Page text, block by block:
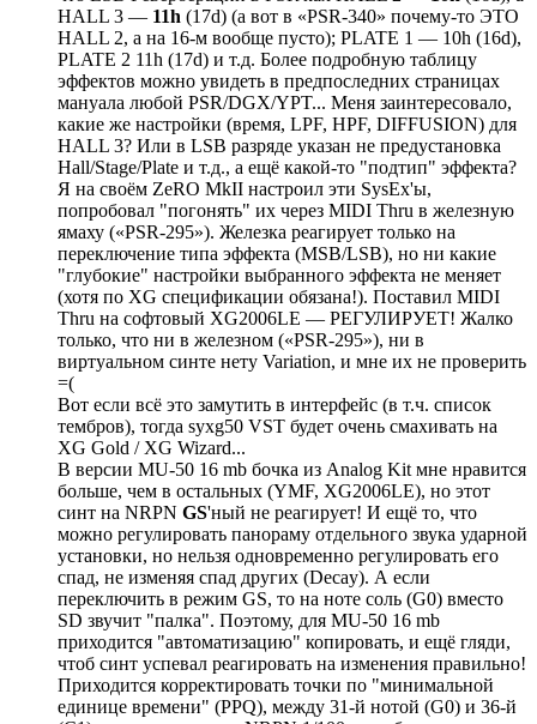
HALL 3 — 11h (17d) (а вот в «PSR-340» почему-то ЭТО
HALL 2, а на 16-м вообще пусто); PLATE 1 — 10h (16d),
PLATE 2 11h (17d) и т.д. Более подробную таблицу
эффектов можно увидеть в предпоследних страницах
мануала любой PSR/DGX/YPT... Меня заинтересовало,
какие же настройки (время, LPF, HPF, DIFFUSION) для
HALL 3? Или в LSB разряде указан не предустановка
Hall/Stage/Plate и т.д., а ещё какой-то "подтип" эффекта?
Я на своём ZeRO MkII настроил эти SysEx'ы,
попробовал "погонять" их через MIDI Thru в железную
ямаху («PSR-295»). Железка реагирует только на
переключение типа эффекта (MSB/LSB), но ни какие
"глубокие" настройки выбранного эффекта не меняет
(хотя по XG спецификации обязана!). Поставил MIDI
Thru на софтовый XG2006LE — РЕГУЛИРУЕТ! Жалко
только, что ни в железном («PSR-295»), ни в
виртуальном синте нету Variation, и мне их не проверить
=(
Вот если всё это замутить в интерфейс (в т.ч. список
тембров), тогда syxg50 VST будет очень смахивать на
XG Gold / XG Wizard...
В версии MU-50 16 mb бочка из Analog Kit мне нравится
больше, чем в остальных (YMF, XG2006LE), но этот
синт на NRPN GS'ный не реагирует! И ещё то, что
можно регулировать панораму отдельного звука ударной
установки, но нельзя одновременно регулировать его
спад, не изменяя спад других (Decay). А если
переключить в режим GS, то на ноте соль (G0) вместо
SD звучит "палка". Поэтому, для MU-50 16 mb
приходится "автоматизацию" копировать, и ещё гляди,
чтоб синт успевал реагировать на изменения правильно!
Приходится корректировать точки по "минимальной
единице времени" (PPQ), между 31-й нотой (G0) и 36-й